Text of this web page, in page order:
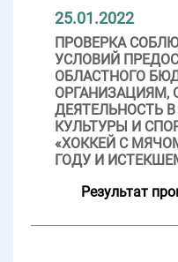
25.01.2022
ПРОВЕРКА
УСЛОВИЙ
ОБЛАСТНОГО
ДЕЯТЕЛЬНОСТЬ
КУЛЬТУРЫ И
«ХОККЕЙ С
ГОДУ И
Результат